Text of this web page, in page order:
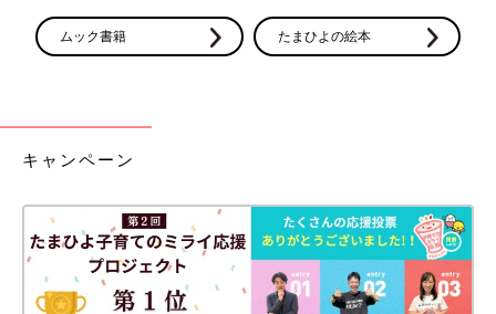
ムック書籍 たまひよの絵本
キャンペーン